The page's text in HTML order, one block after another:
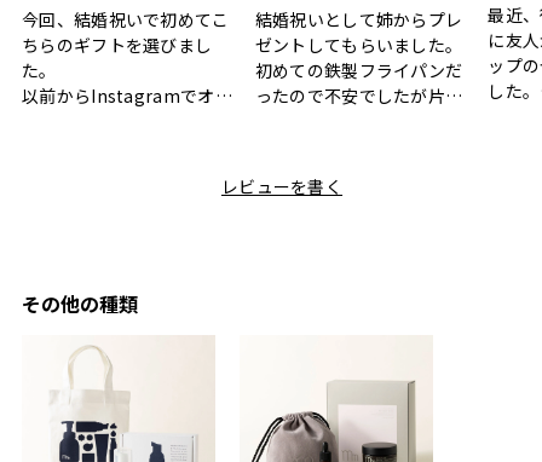
今回、結婚祝いで初めてこ
ちらのギフトを選びまし
た。
以前からInstagramでオシ
と大好きなカレーのセット
ちらも大変気に入ったと写
った時は、HYACCAギフト
を選んでよかったし他の友
人にもお勧めしたいと感じ
ました。
結婚祝いとして姉からプレ
ゼントしてもらいました。
初めての鉄製フライパンだ
ったので不安でしたが片手
利です。洗い物も減って一
最近
に友
ップ
した。
レビューを書く
その他の種類